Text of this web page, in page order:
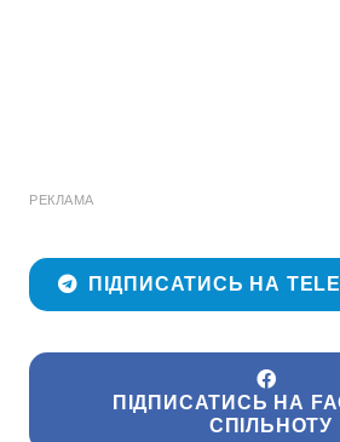
РЕКЛАМА
ПІДПИСАТИСЬ НА
ПІДПИСАТИСЬ НА
СПІЛЬНОТУ